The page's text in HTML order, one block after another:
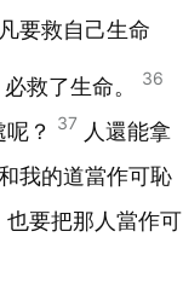
要救自己生命
救了生命。 36
？ 37 人還能拿
我的道當作可恥
要把那人當作可